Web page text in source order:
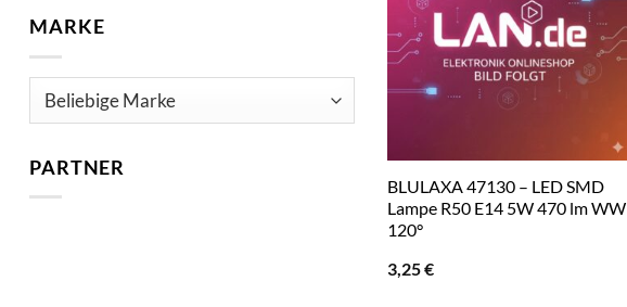
MARKE
PARTNER
BLULAXA 47130 – LED SMD
Lampe R50 E14 5W 470 lm WW
120°
3,25€